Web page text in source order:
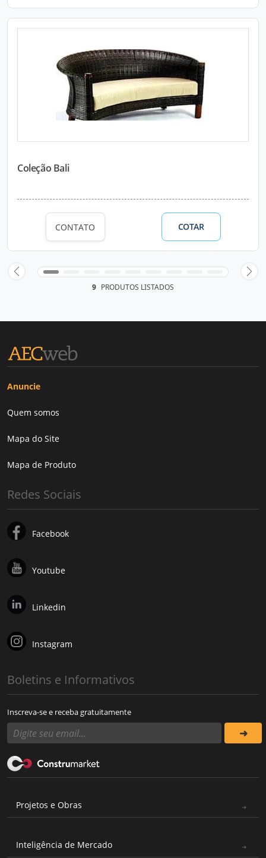
Coleção Bali
CONTATO COTAR
9 PRODUTOS LISTADOS
Anuncie
Quem somos
Mapa do Site
Mapa de Produto
Redes Sociais
Facebook
Youtube
Linkedin
Instagram
Boletins e Informativos
Inscreva-se e receba gratuitamente
Projetos e Obras
Inteligência de Mercado